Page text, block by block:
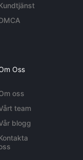
Oss
oss
team
blogg